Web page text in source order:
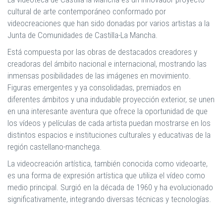
cultural de arte contemporáneo conformado por
videocreaciones que han sido donadas por varios artistas a la
Junta de Comunidades de Castilla-La Mancha.
Está compuesta por las obras de destacados creadores y
creadoras del ámbito nacional e internacional, mostrando las
inmensas posibilidades de las imágenes en movimiento.
Figuras emergentes y ya consolidadas, premiados en
diferentes ámbitos y una indudable proyección exterior, se unen
en una interesante aventura que ofrece la oportunidad de que
los vídeos y películas de cada artista puedan mostrarse en los
distintos espacios e instituciones culturales y educativas de la
región castellano-manchega.
La videocreación artística, también conocida como videoarte,
es una forma de expresión artística que utiliza el vídeo como
medio principal. Surgió en la década de 1960 y ha evolucionado
significativamente, integrando diversas técnicas y tecnologías.